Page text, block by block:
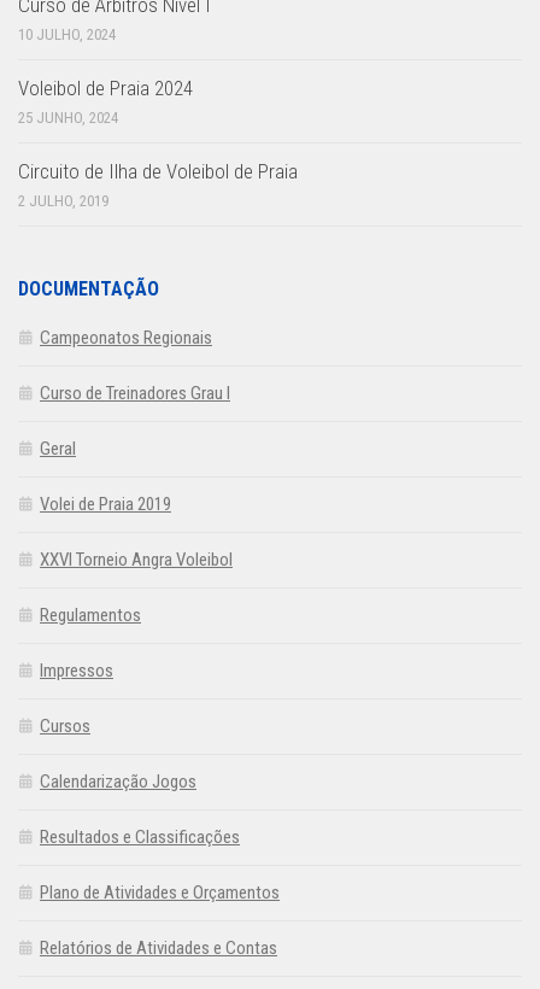
Curso de Árbitros Nível I
10 JULHO, 2024
Voleibol de Praia 2024
25 JUNHO, 2024
Circuito de Ilha de Voleibol de Praia
2 JULHO, 2019
DOCUMENTAÇÃO
Campeonatos Regionais
Curso de Treinadores Grau I
Geral
Volei de Praia 2019
XXVI Torneio Angra Voleibol
Regulamentos
Impressos
Cursos
Calendarização Jogos
Resultados e Classificações
Plano de Atividades e Orçamentos
Relatórios de Atividades e Contas